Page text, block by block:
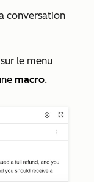
conversation
le menu
macro.